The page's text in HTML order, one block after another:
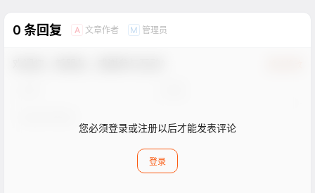
0 条回复 A 文章作者 M 管理员
您必须登录或注册以后才能发表评论
登录